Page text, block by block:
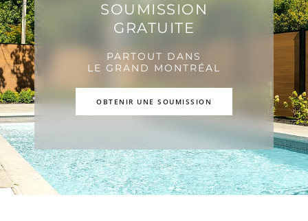
SOUMISSION
GRATUITE
PARTOUT DANS
LE GRAND MONTRÉAL
OBTENIR UNE SOUMISSION